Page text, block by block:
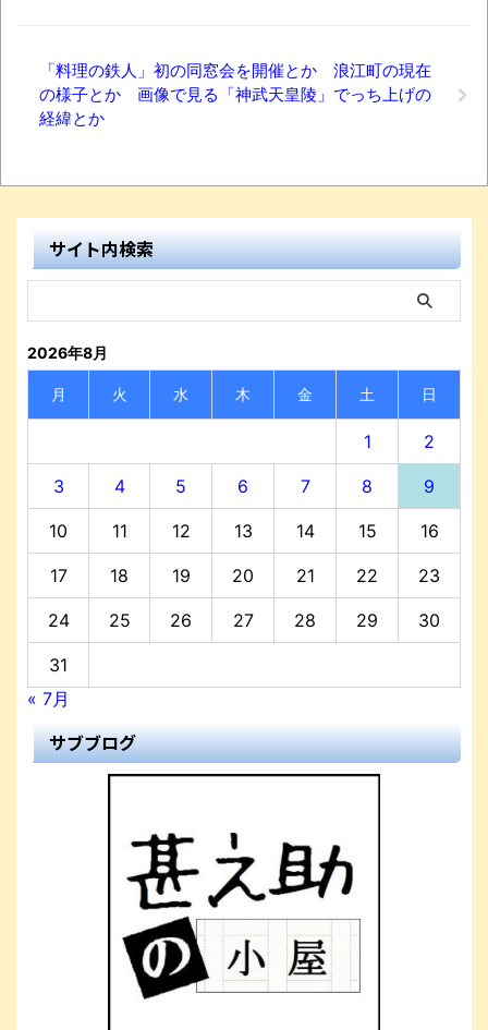
ブログお引越しのお知らせ
まるで親子のような子猫とシェパード
wwwwwwwwwwww
全方位青い芝包囲網すぎて色々見失う、新
しい仕事観
見ていると！悲しくなってしまう猫の画像
の数々！！
Powered by livedoor 相互RSS
「料理の鉄人」初の同窓会を開催とか 浪江町の現在
の様子とか 画像で見る「神武天皇陵」でっち上げの
経緯とか
サイト内検索
2026年8月
月 火 水 木 金 土 日
1 2
3 4 5 6 7 8 9
10 11 12 13 14 15 16
17 18 19 20 21 22 23
24 25 26 27 28 29 30
31
« 7月
サブブログ